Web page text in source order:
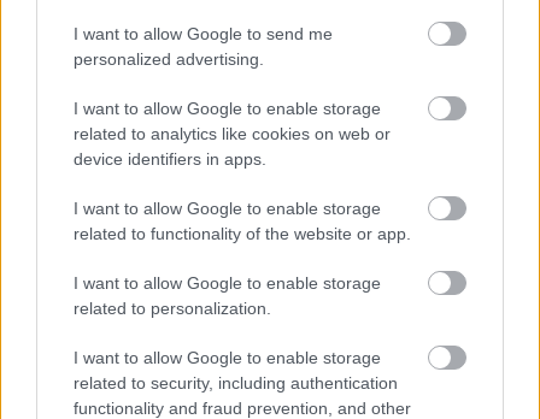
I want to allow Google to send me
personalized advertising.
I want to allow Google to enable storage
related to analytics like cookies on web or
device identifiers in apps.
I want to allow Google to enable storage
related to functionality of the website or app.
I want to allow Google to enable storage
related to personalization.
I want to allow Google to enable storage
related to security, including authentication
functionality and fraud prevention, and other
Hogy a négyszeres MotoGP-futamgyőztesnek
mennyit kell kihagynia, arra ennyire korai
fázisban nem tértek ki a Gresininél. Azonban jó
esély van rá, hogy a két hét múlva esedékes
Olasz Nagydíjon nem fog rajthoz állni, és az is
valószínűnek tűnik, hogy az egy héttel későbbi
Balaton Park-i fordulón sem lesz ott.